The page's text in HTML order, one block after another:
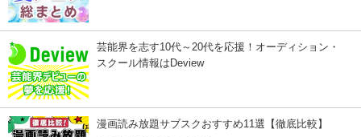
芸能界を志す10代～20代を応援！オーディション・
スクール情報はDeview
漫画読み放題サブスクおすすめ11選【徹底比較】